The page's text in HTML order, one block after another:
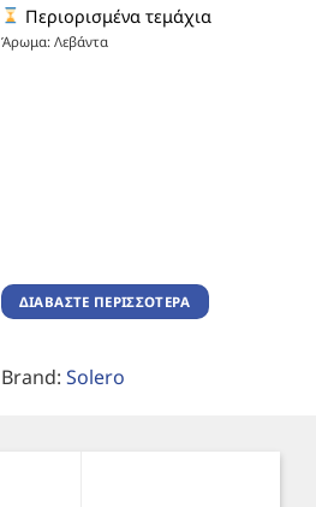
Περιορισμένα τεμάχια
Άρωμα: Λεβάντα
ΔΙΑΒΆΣΤΕ ΠΕΡΙΣΣΌΤΕΡΑ
Brand: Solero